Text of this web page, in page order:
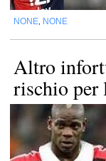
NONE NONE
Altro
rischio per